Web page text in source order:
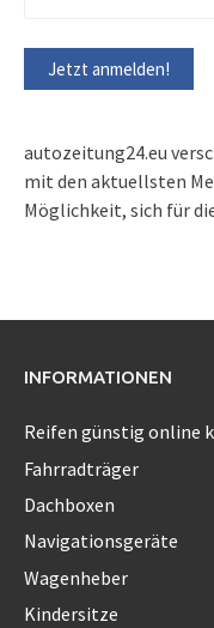
autozeitung24.eu
mit den aktuellsten
Möglichkeit, sich für
INFORMATIONEN
Reifen günstig online
Fahrradträger
Dachboxen
Navigationsgeräte
Wagenheber
Kindersitze